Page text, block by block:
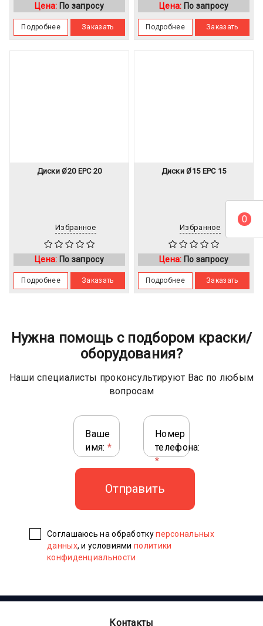
Цена: По запросу
Подробнее Заказать
Цена: По запросу
Подробнее Заказать
Диски Ø20 EPC 20
Избранное
Цена: По запросу
Подробнее Заказать
Диски Ø15 EPC 15
Избранное
Цена: По запросу
Подробнее Заказать
Нужна помощь с подбором краски/
оборудования?
Наши специалисты проконсультируют Вас по любым
вопросам
Ваше
имя: *
Номер
телефона:
*
Соглашаюсь на обработкуперсональных
данных, и условиямиполитики
конфиденциальности
Контакты
0